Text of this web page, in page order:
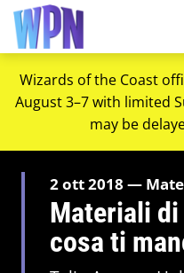
Wizards of the Coast
August 3–7 with limited
may be
2 ott 2018 —
Materiali
cosa ti